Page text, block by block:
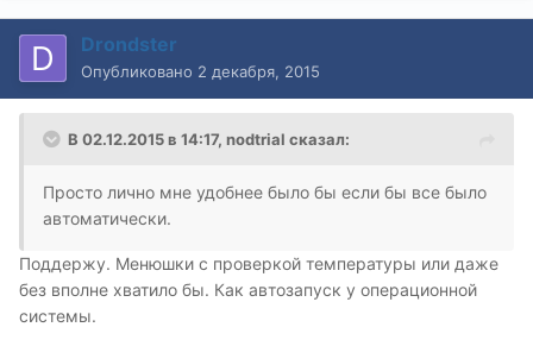
Drondster
Опубликовано 2 декабря, 2015
В 02.12.2015 в 14:17, nodtrial сказал:
Просто лично мне удобнее было бы если бы все было
автоматически.
Поддержу. Менюшки с проверкой температуры или даже
без вполне хватило бы. Как автозапуск у операционной
системы.